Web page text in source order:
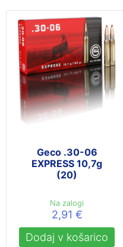
Geco .30-06
EXPRESS 10,7g
(20)
Na zalogi
2,91 €
Dodaj v košarico